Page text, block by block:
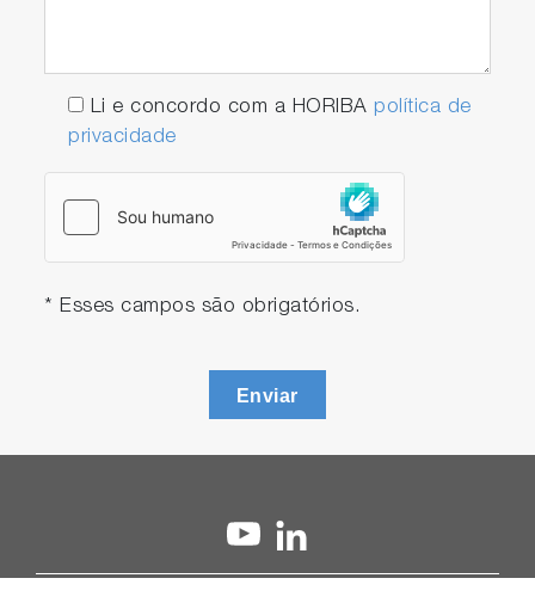
Li e concordo com a HORIBA política de
privacidade
* Esses campos são obrigatórios.
Enviar